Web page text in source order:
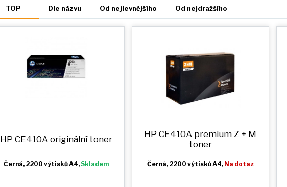
TOP Dle názvu Od nejlevnějšího Od nejdražšího
HP CE410A originální toner
Černá, 2200 výtisků A4,Skladem
HP CE410A premiumZ + M
toner
Černá, 2200 výtisků A4, Na dotaz